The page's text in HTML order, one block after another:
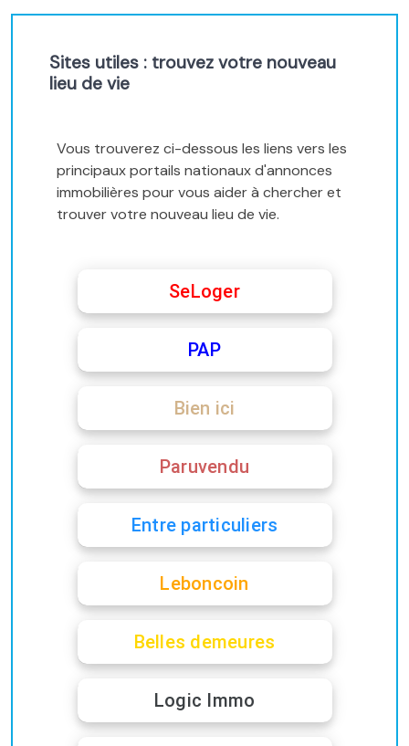
Sites utiles : trouvez votre nouveau
lieu de vie
Vous trouverez ci-dessous les liens vers les
principaux portails nationaux d'annonces
immobilières pour vous aider à chercher et
trouver votre nouveau lieu de vie.
SeLoger
PAP
Bien ici
Paruvendu
Entre particuliers
Leboncoin
Belles demeures
Logic Immo